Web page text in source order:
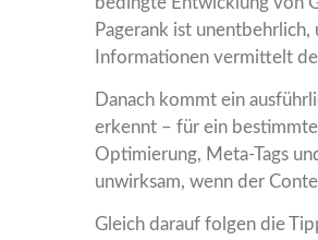
Pagerank ist
Informationen vermittelt
Danach kommt ein
erkennt – für ein
Optimierung, Meta-Tags
unwirksam, wenn der
Gleich darauf folgen die